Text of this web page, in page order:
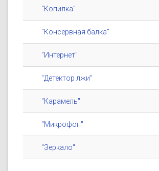
"Копилка"
"Консервная балка"
"Интернет"
"Детектор лжи"
"Карамель"
"Микрофон"
"Зеркало"